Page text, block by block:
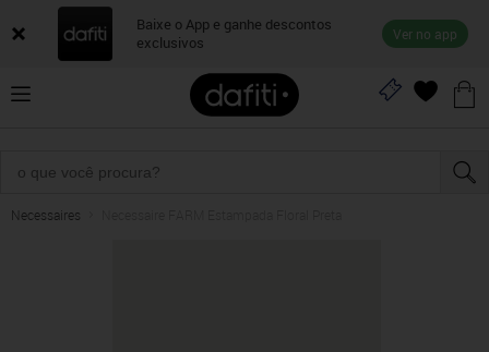
Baixe o App e ganhe descontos
exclusivos
Ver no app
Necessaires